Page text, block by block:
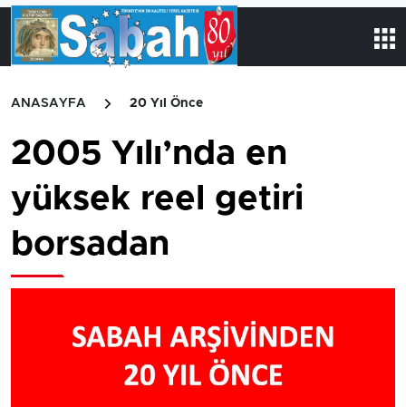
ANASAYFA 20 Yıl Önce
2005 Yılı’nda en
yüksek reel getiri
borsadan